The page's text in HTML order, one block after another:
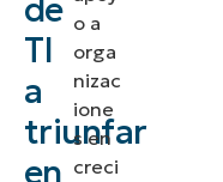
de
TI
a
triunfar
en
tus flujos
o a
orga
nizac
ione
s en
creci